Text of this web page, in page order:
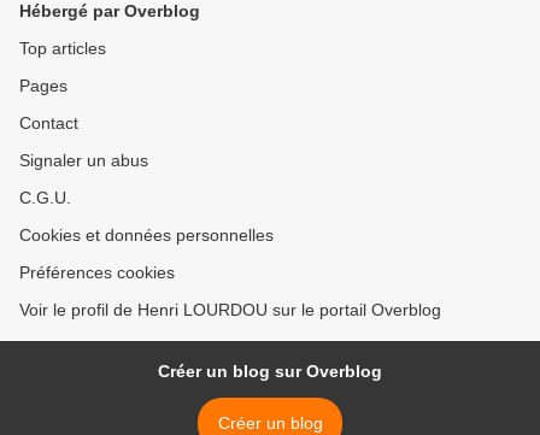
Hébergé par Overblog
Top articles
Pages
Contact
Signaler un abus
C.G.U.
Cookies et données personnelles
Préférences cookies
Voir le profil de Henri LOURDOU sur le portail Overblog
Créer un blog sur Overblog
Créer un blog